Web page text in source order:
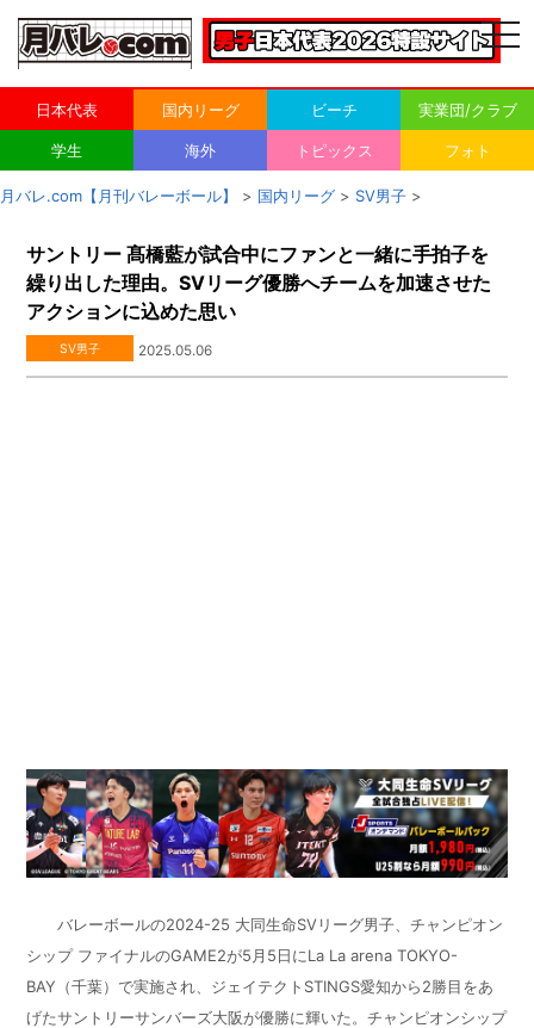
日本代表 国内リーグ ビーチ 実業団/クラブ
学生 海外 トピックス フォト
月バレ.com【月刊バレーボール】 > 国内リーグ > SV男子 >
サントリー 髙橋藍が試合中にファンと一緒に手拍子を
繰り出した理由。SVリーグ優勝へチームを加速させた
アクションに込めた思い
SV男子 2025.05.06
バレーボールの2024-25 大同生命SVリーグ男子、チャンピオン
シップ ファイナルのGAME2が5 月 5日にLa La arena TOKYO-
BAY （千葉）で実施され、ジェイテクト STINGS愛知から2勝目をあ
げたサントリーサンバーズ大阪が優勝に輝いた。チャンピオンシップ